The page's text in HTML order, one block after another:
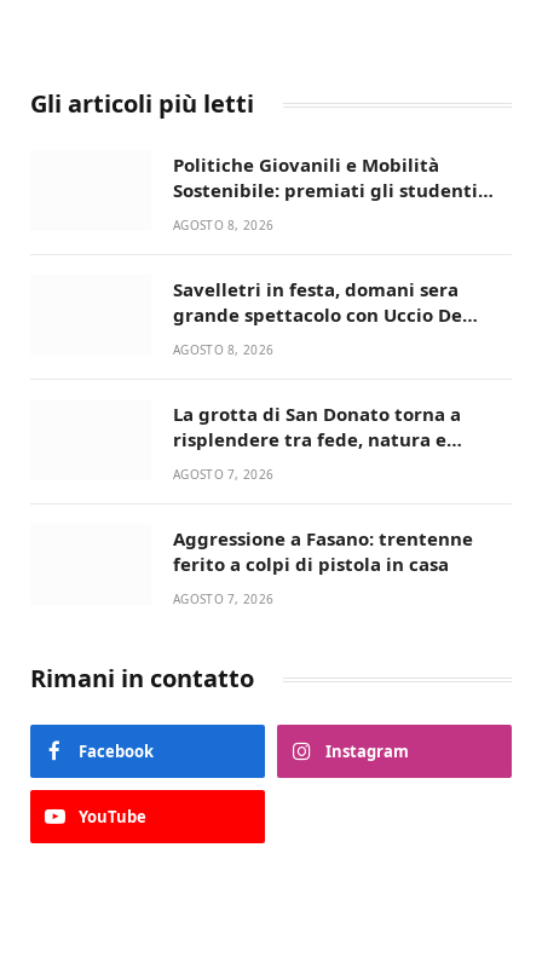
Gli articoli più letti
Politiche Giovanili e Mobilità
Sostenibile: premiati gli studenti
universitari del bando “La strada
AGOSTO 8, 2026
Savelletri in festa, domani sera
grande spettacolo con Uccio De
Santis
AGOSTO 8, 2026
La grotta di San Donato torna a
risplendere tra fede, natura e
devozione
AGOSTO 7, 2026
Aggressione a Fasano: trentenne
ferito a colpi di pistola in casa
AGOSTO 7, 2026
Rimani in contatto
Facebook Instagram
YouTube